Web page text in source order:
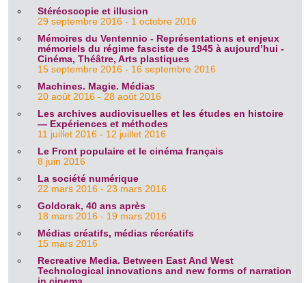
Stéréoscopie et illusion
29 septembre 2016 - 1 octobre 2016
Mémoires du Ventennio - Représentations et enjeux
mémoriels du régime fasciste de 1945 à aujourd’hui -
Cinéma, Théâtre, Arts plastiques
15 septembre 2016 - 16 septembre 2016
Machines. Magie. Médias
20 août 2016 - 28 août 2016
Les archives audiovisuelles et les études en histoire
― Expériences et méthodes
11 juillet 2016 - 12 juillet 2016
Le Front populaire et le cinéma français
8 juin 2016
La société numérique
22 mars 2016 - 23 mars 2016
Goldorak, 40 ans après
18 mars 2016 - 19 mars 2016
Médias créatifs, médias récréatifs
15 mars 2016
Recreative Media. Between East And West
Technological innovations and new forms of narration